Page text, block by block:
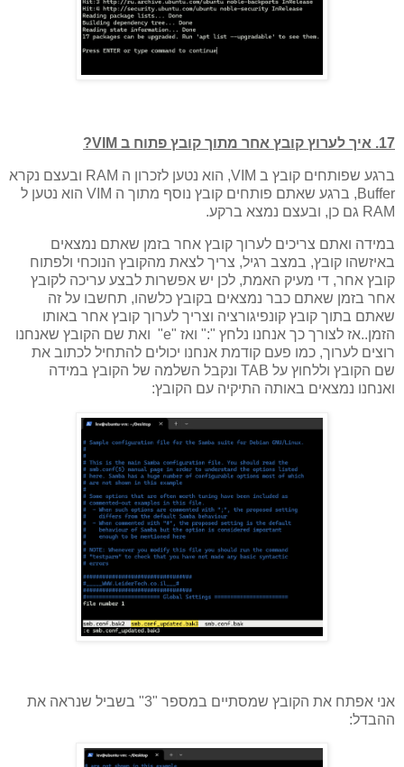
17. איך לערוץ קובץ אחר מתוך קובץ פתוח ב VIM?
ברגע שפותחים קובץ ב VIM, הוא נטען לזכרון ה RAM ובעצם נקרא
Buffer, ברגע שאתם פותחים קובץ נוסף מתוך ה VIM הוא נטען ל
RAM גם כן, ובעצם נמצא ברקע.
במידה ואתם צריכים לערוך קובץ אחר בזמן שאתם נמצאים
באיזשהו קובץ, במצב רגיל, צריך לצאת מהקובץ הנוכחי ולפתוח
קובץ אחר, די מעיק האמת, לכן יש אפשרות לבצע עריכה לקובץ
אחר בזמן שאתם כבר נמצאים בקובץ כלשהו, תחשבו על זה
שאתם בתוך קובץ קונפיגורציה וצריך לערוך קובץ אחר באותו
הזמן..אז לצורך כך אנחנו נלחץ ":" ואז "e" ואת שם הקובץ שאנחנו
רוצים לערוך, כמו פעם קודמת אנחנו יכולים להתחיל לכתוב את
שם הקובץ וללחוץ על TAB ונקבל השלמה של הקובץ במידה
ואנחנו נמצאים באותה התיקיה עם הקובץ:
אני אפתח את הקובץ שמסתיים במספר "3" בשביל שנראה את
ההבדל: